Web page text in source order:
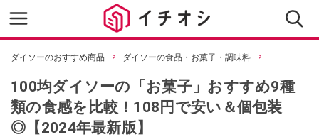
ダイソーのおすすめ商品 ダイソーの食品・お菓子・調味料
100均ダイソーの「お菓子」おすすめ9種
類の食感を比較！108円で安い＆個包装
◎【2024年最新版】